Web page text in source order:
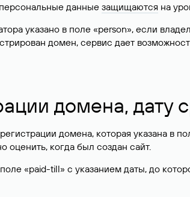
данные защищаются на
указано в поле «person», если
домен, сервис дает
домена, дату
домена, которая указана в
оценить, когда был создан сайт.
«paid-till» с указанием даты, до